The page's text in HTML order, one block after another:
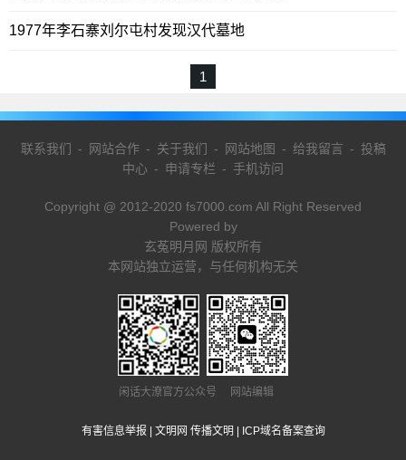
1977年李石寨刘尔屯村发现汉代墓地
1
联系我们 - 网站合作- 关于我们 - 网站地图 - 给我留言 - 投稿
中心 - 申请专栏 - 手机访问
Copyright @ 2012-2020 fs7000.com All Right Reserved
Powered by
玄菟明月网 版权所有
本网站独立运营，与任何机构无关
闲话大潦官方公众号 网站编辑
有害信息举报 文明网 传播文明 ICP域名备案查询